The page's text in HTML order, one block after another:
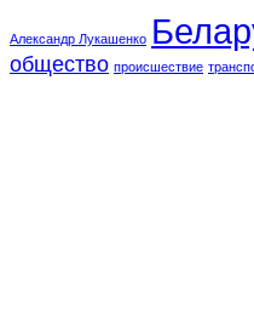
Александр Лукашенко
общество происшествие